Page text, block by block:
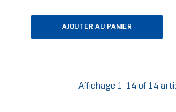
AJOUTER AU PANIER
Affichage 1-14 of 14